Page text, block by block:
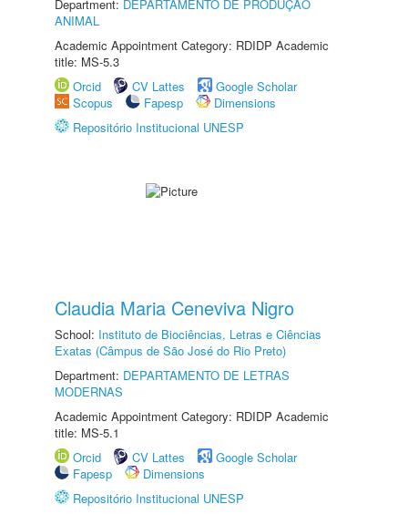
Department: DEPARTAMENTO DE PRODUÇÃO
ANIMAL
Academic Appointment Category: RDIDP Academic
title: MS-5.3
Orcid
CV Lattes
Google Scholar
Scopus
Fapesp
Dimensions
Repositório Institucional UNESP
Claudia Maria Ceneviva Nigro
School: Instituto de Biociências, Letras e Ciências
Exatas (Câmpus de São José do Rio Preto)
Department: DEPARTAMENTO DE LETRAS
MODERNAS
Academic Appointment Category: RDIDP Academic
title: MS-5.1
Orcid
CV Lattes
Google Scholar
Fapesp
Dimensions
Repositório Institucional UNESP